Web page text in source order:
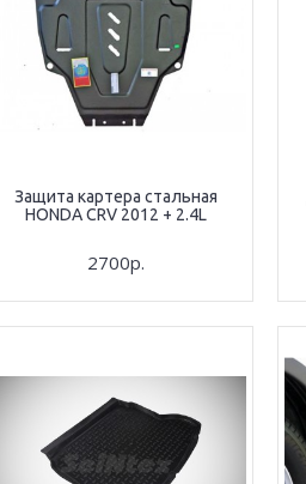
Защита картера стальная
HONDA CRV 2012 + 2.4L
2700р.